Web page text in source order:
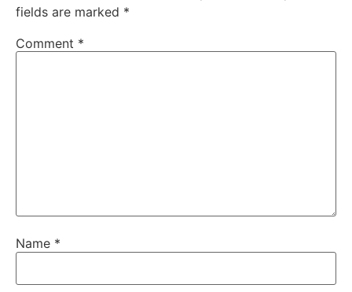
fields are marked *
Comment *
Name *